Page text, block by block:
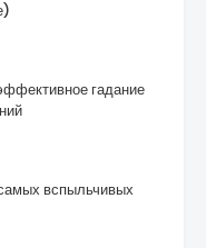
гадание
вспыльчивых